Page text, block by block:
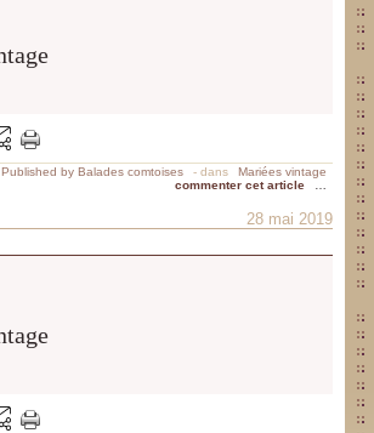
Published by Balades comtoises - dans
Mariées vintage
commenter cet article
28 mai 2019